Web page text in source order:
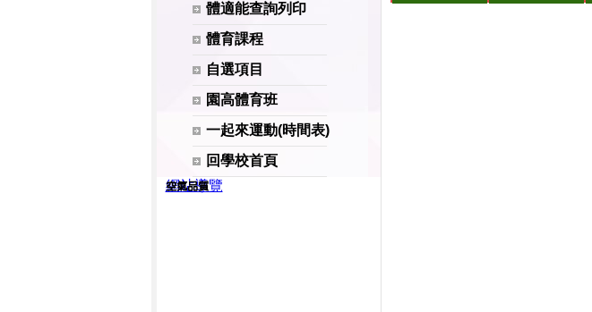
體適能查詢列印
體育課程
自選項目
園高體育班
一起來運動(時間表)
回學校首頁
網站導覽